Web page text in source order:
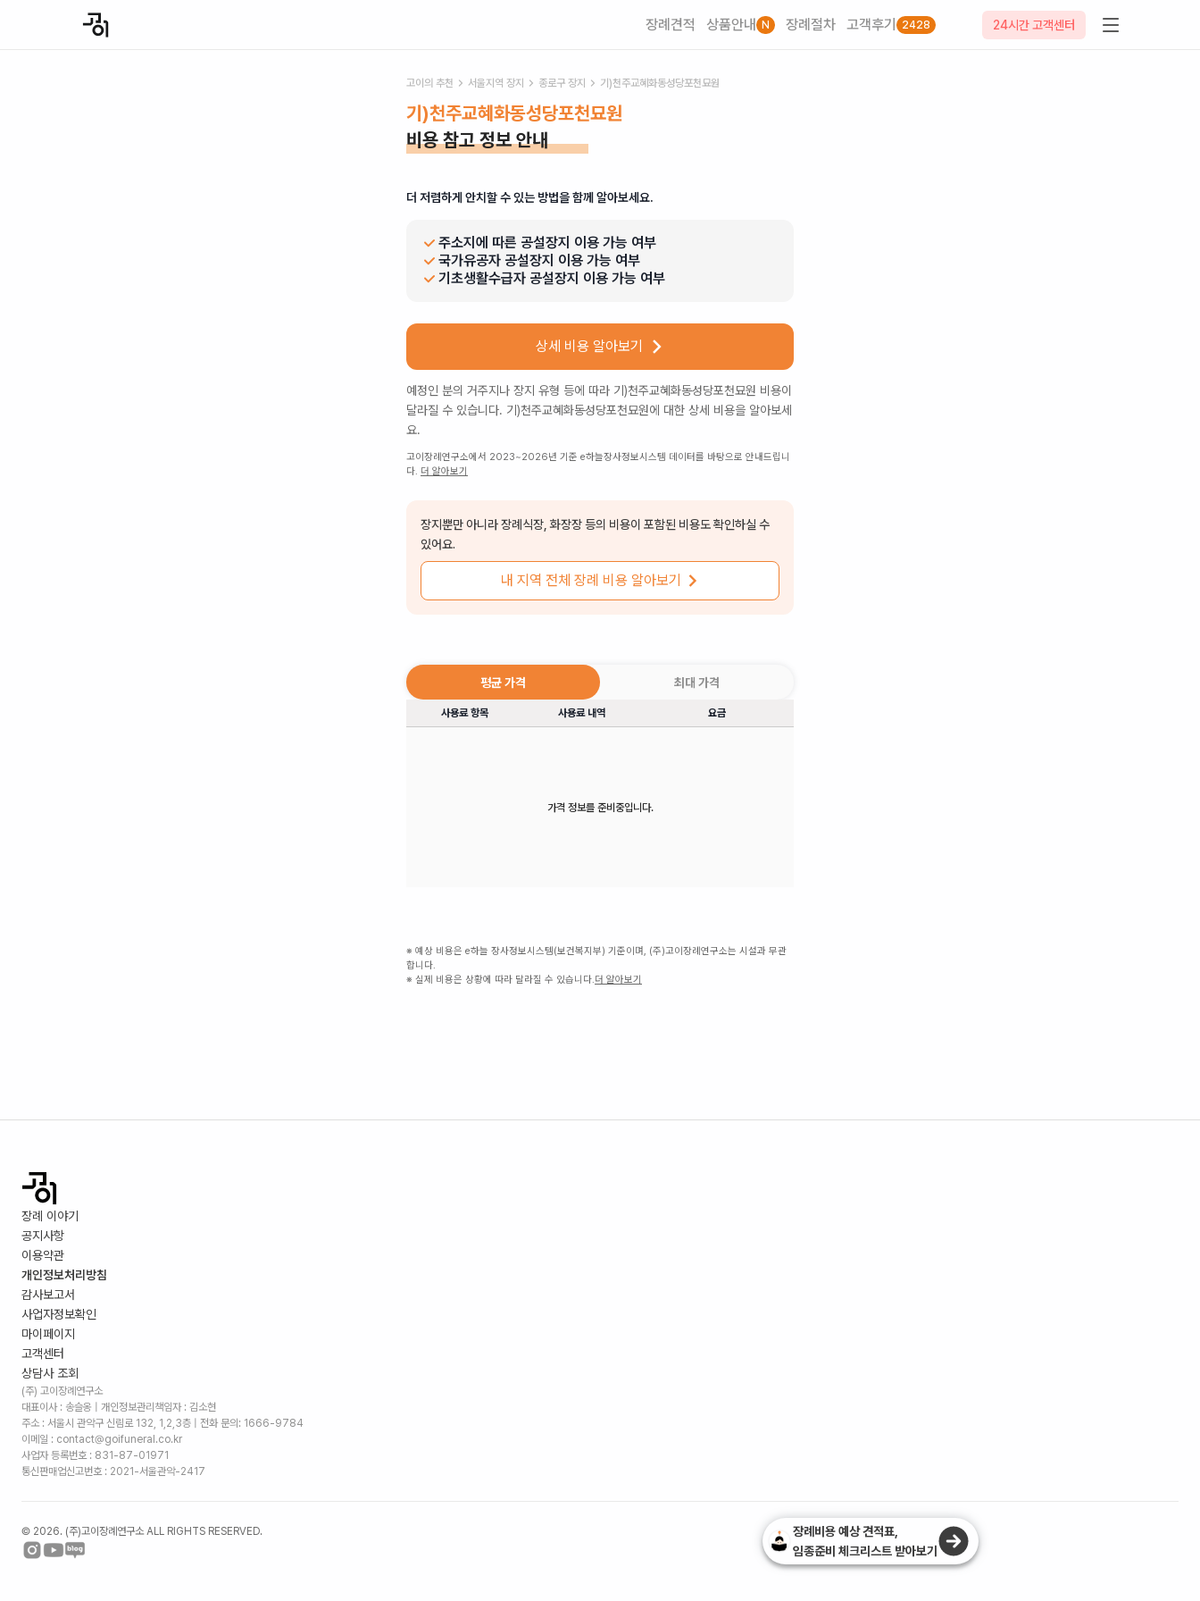
장례견적 상품안내 N 장례절차 고객후기 2428 24시간 고객센터
고이의 추천 서울지역 장지 종로구 장지 기)천주교혜화동성당포천묘원
기)천주교혜화동성당포천묘원
비용 참고 정보 안내
더 저렴하게 안치할 수 있는 방법을 함께 알아보세요.
주소지에 따른 공설장지 이용 가능 여부
국가유공자 공설장지 이용 가능 여부
기초생활수급자 공설장지 이용 가능 여부
상세 비용 알아보기
예정인 분의 거주지나 장지 유형 등에 따라 기)천주교혜화동성당포천묘원 비용이
달라질 수 있습니다. 기)천주교혜화동성당포천묘원에 대한 상세 비용을 알아보세
요.
고이장례연구소에서 2023~2026년 기준 e하늘장사정보시스템 데이터를 바탕으로 안내드립니
다. 더 알아보기
장지뿐만 아니라 장례식장, 화장장 등의 비용이 포함된 비용도 확인하실 수
있어요.
내 지역 전체 장례 비용 알아보기
평균 가격 최대 가격
사용료 항목 사용료 내역 요금
가격 정보를 준비중입니다.
※ 예상 비용은 e하늘 장사정보시스템(보건복지부) 기준이며, (주)고이장례연구소는 시설과 무관
합니다.
※ 실제 비용은 상황에 따라 달라질 수 있습니다.더 알아보기
장례 이야기
공지사항
이용약관
개인정보처리방침
감사보고서
사업자정보확인
마이페이지
고객센터
상담사 조회
(주) 고이장례연구소
대표이사 : 송슬옹 | 개인정보관리책임자 : 김소현
주소 : 서울시 관악구 신림로 132, 1,2,3층 | 전화 문의: 1666-9784
이메일 : contact@goifuneral.co.kr
사업자 등록번호 : 831-87-01971
통신판매업신고번호 : 2021-서울관악-2417
© 2026. (주)고이장례연구소 ALL RIGHTS RESERVED.
장례비용 예상 견적표,
임종준비 체크리스트 받아보기